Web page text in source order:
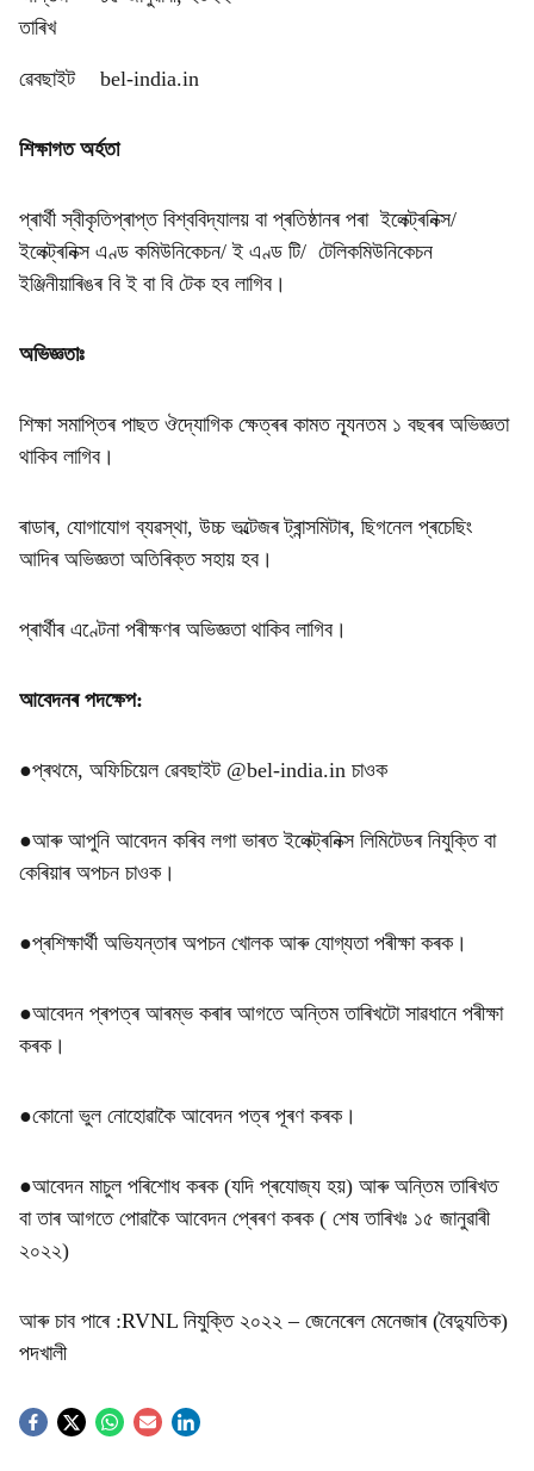
তাৰিখ
ৱেবছাইট bel-india.in
শিক্ষাগত অৰ্হতা
প্ৰাৰ্থী স্বীকৃতিপ্ৰাপ্ত বিশ্ববিদ্যালয় বা প্ৰতিষ্ঠানৰ পৰা ইলেক্ট্ৰনিক্স/
ইলেক্ট্ৰনিক্স এণ্ড কমিউনিকেচন/ ই এণ্ড টি/ টেলিকমিউনিকেচন
ইঞ্জিনীয়াৰিঙৰ বি ই বা বি টেক হব লাগিব।
অভিজ্ঞতাঃ
শিক্ষা সমাপ্তিৰ পাছত ঔদ্যোগিক ক্ষেত্ৰৰ কামত ন্যূনতম ১ বছৰৰ অভিজ্ঞতা
থাকিব লাগিব।
ৰাডাৰ, যোগাযোগ ব্যৱস্থা, উচ্চ ভল্টেজৰ ট্ৰান্সমিটাৰ, ছিগনেল প্ৰচেছিং
আদিৰ অভিজ্ঞতা অতিৰিক্ত সহায় হব।
প্ৰাৰ্থীৰ এণ্টেনা পৰীক্ষণৰ অভিজ্ঞতা থাকিব লাগিব।
আবেদনৰ পদক্ষেপ:
●প্ৰথমে, অফিচিয়েল ৱেবছাইট @bel-india.in চাওক
●আৰু আপুনি আবেদন কৰিব লগা ভাৰত ইলেক্ট্ৰনিক্স লিমিটেডৰ নিযুক্তি বা
কেৰিয়াৰ অপচন চাওক।
●প্ৰশিক্ষাৰ্থী অভিযন্তাৰ অপচন খোলক আৰু যোগ্যতা পৰীক্ষা কৰক।
●আবেদন প্ৰপত্ৰ আৰম্ভ কৰাৰ আগতে অন্তিম তাৰিখটো সাৱধানে পৰীক্ষা
কৰক।
●কোনো ভুল নোহোৱাকৈ আবেদন পত্ৰ পূৰণ কৰক।
●আবেদন মাচুল পৰিশোধ কৰক (যদি প্ৰযোজ্য হয়) আৰু অন্তিম তাৰিখত
বা তাৰ আগতে পোৱাকৈ আবেদন প্ৰেৰণ কৰক ( শেষ তাৰিখঃ ১৫ জানুৱাৰী
২০২২)
আৰু চাব পাৰে :RVNL নিযুক্তি ২০২২ – জেনেৰেল মেনেজাৰ (বৈদ্যুতিক)
পদখালী